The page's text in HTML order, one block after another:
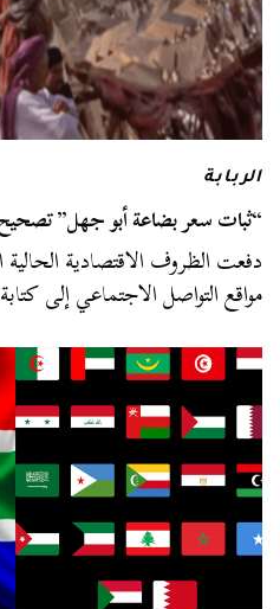
الربابة
“ثبات سعر بضاعة أبو جهل” تصحيح
دفعت الظروف الاقتصادية
مواقع التواصل الاجتماعي إلى